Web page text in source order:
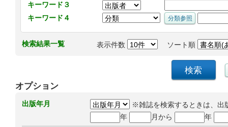
キーワード３
キーワード４
検索結果一覧 表示件数 ソート順
オプション
出版年月
※雑誌を検索するときは、出
年
月から 年